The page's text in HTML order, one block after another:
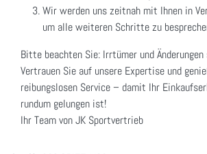
Wir werden uns zeitnah mit Ihnen in
um alle weiteren Schritte zu
Bitte beachten Sie: Irrtümer und
Vertrauen Sie auf unsere Expertise und
reibungslosen Service – damit Ihr
rundum gelungen ist!
Ihr Team von JK Sportvertrieb